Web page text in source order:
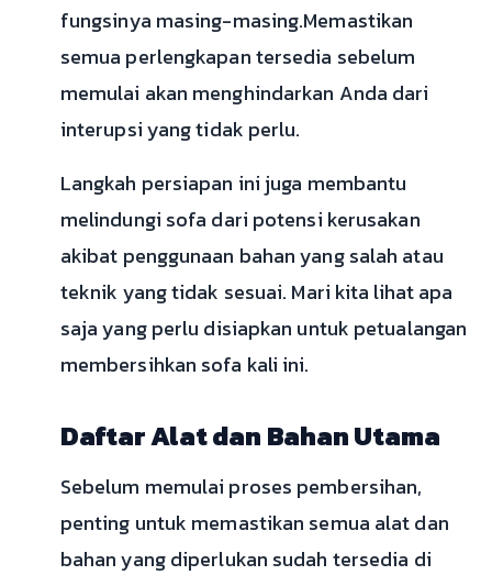
fungsinya masing-masing.Memastikan
semua perlengkapan tersedia sebelum
memulai akan menghindarkan Anda dari
interupsi yang tidak perlu.
Langkah persiapan ini juga membantu
melindungi sofa dari potensi kerusakan
akibat penggunaan bahan yang salah atau
teknik yang tidak sesuai. Mari kita lihat apa
saja yang perlu disiapkan untuk petualangan
membersihkan sofa kali ini.
Daftar Alat dan Bahan Utama
Sebelum memulai proses pembersihan,
penting untuk memastikan semua alat dan
bahan yang diperlukan sudah tersedia di